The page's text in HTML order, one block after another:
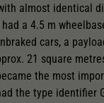
almost identical
a 4.5 m
cars, a
21 square
the most
the type identifier